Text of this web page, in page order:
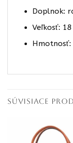
Doplnok:
Veľkosť:
SÚVISIACE